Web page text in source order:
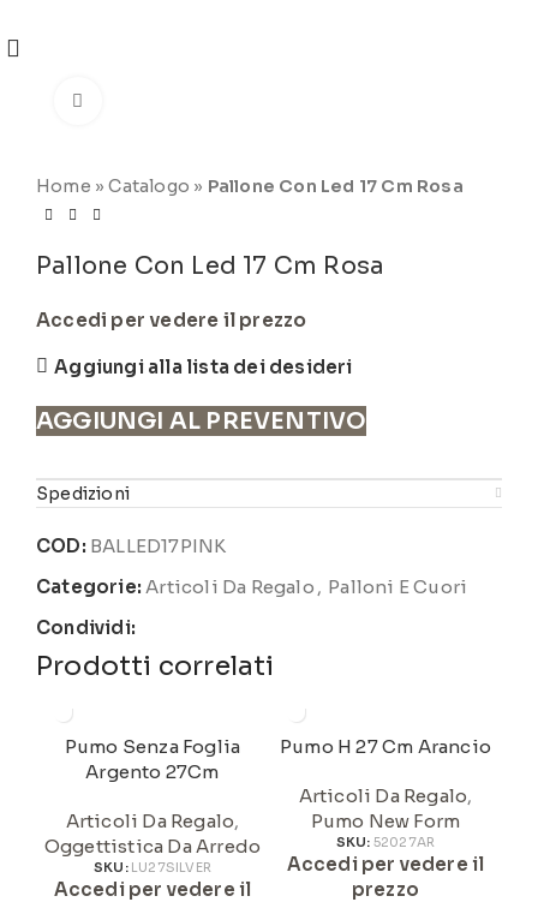
Home »Catalogo » Pallone Con Led 17 Cm Rosa
Pallone Con Led 17 Cm Rosa
Accedi per vedere il prezzo
Aggiungi alla lista dei desideri
AGGIUNGI AL PREVENTIVO
Spedizioni
COD: BALLED17PINK
Categorie: Articoli Da Regalo , Palloni E Cuori
Condividi:
Prodotti correlati
Pumo Senza Foglia
Argento 27Cm
Articoli Da Regalo,
Oggettistica Da Arredo
SKU: LU27SILVER
Accedi per vedere il
Pumo H 27 Cm Arancio
Articoli Da Regalo,
Pumo New Form
SKU: 52027AR
Accedi per vedere il
prezzo